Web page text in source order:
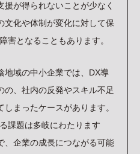
が得られないことが少なく
文化や体制が変化に対して保
害となることもあります。
地域の中小企業では、DX導
の、社内の反発やスキル不足
まったケースがあります。
課題は多岐にわたります
、企業の成長につながる可能